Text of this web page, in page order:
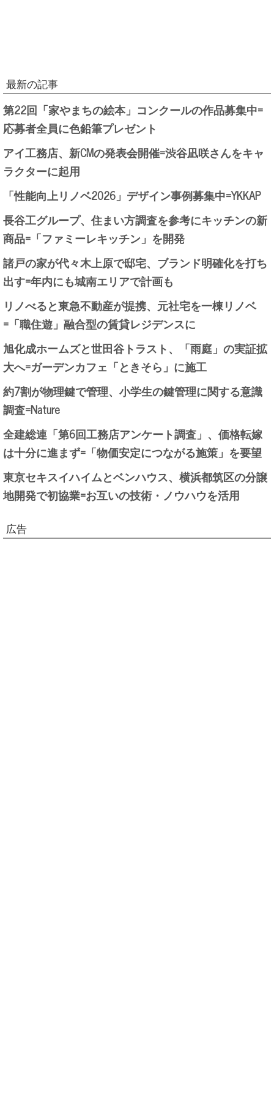
最新の記事
第22回「家やまちの絵本」コンクールの作品募集中=
応募者全員に色鉛筆プレゼント
アイ工務店、新CMの発表会開催=渋谷凪咲さんをキャ
ラクターに起用
「性能向上リノベ2026」デザイン事例募集中=YKKAP
長谷工グループ、住まい方調査を参考にキッチンの新
商品=「ファミーレキッチン」を開発
諸戸の家が代々木上原で邸宅、ブランド明確化を打ち
出す=年内にも城南エリアで計画も
リノべると東急不動産が提携、元社宅を一棟リノベ
=「職住遊」融合型の賃貸レジデンスに
旭化成ホームズと世田谷トラスト、「雨庭」の実証拡
大へ=ガーデンカフェ「ときそら」に施工
約7割が物理鍵で管理、小学生の鍵管理に関する意識
調査=Nature
全建総連「第6回工務店アンケート調査」、価格転嫁
は十分に進まず=「物価安定につながる施策」を要望
東京セキスイハイムとベンハウス、横浜都筑区の分譲
地開発で初協業=お互いの技術・ノウハウを活用
広告